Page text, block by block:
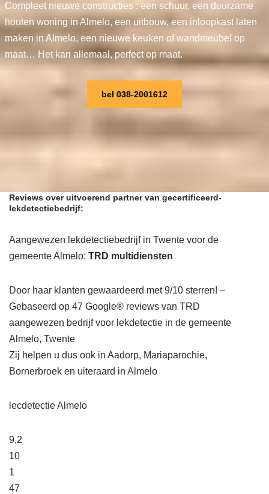
Compleet nieuwe constructies : een schuur, een duurzame
houten woning in Almelo, een uitbouw, een inloopkast laten
maken in Almelo, een nieuwe keuken of wandmeubel op
maat… Het kan allemaal, perfect op maat.
bel 038-2001612
Reviews over uitvoerend partner van gecertificeerd-
lekdetectiebedrijf:
Aangewezen lekdetectiebedrijf in Twente voor de
gemeente Almelo: TRD multidiensten
Door haar klanten gewaardeerd met 9/10 sterren! –
Gebaseerd op 47 Google® reviews van TRD
aangewezen bedrijf voor lekdetectie in de gemeente
Almelo, Twente
Zij helpen u dus ook in Aadorp, Mariaparochie,
Bornerbroek en uiteraard in Almelo
lecdetectie Almelo
9,2
10
1
47